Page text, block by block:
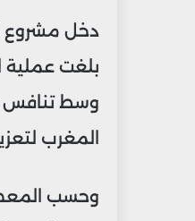
دخل مشروع
بلغت عملية
وسط تنافس
المغرب
وحسب